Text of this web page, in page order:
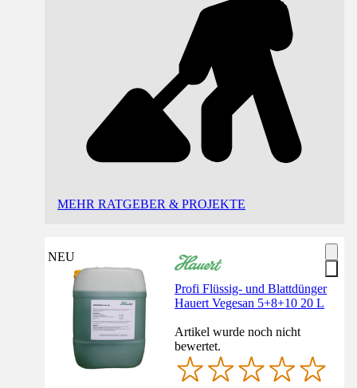
MEHR RATGEBER & PROJEKTE
NEU
Profi Flüssig- und Blattdünger
Hauert Vegesan 5+8+10 20 L
Artikel wurde noch nicht
bewertet.